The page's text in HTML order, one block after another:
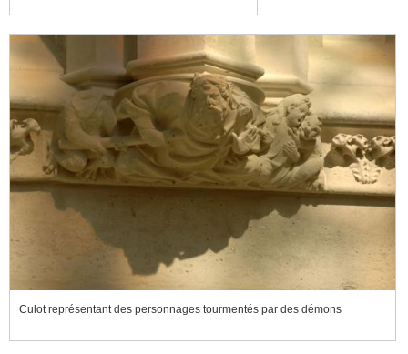
Culot représentant des personnages tourmentés par des démons